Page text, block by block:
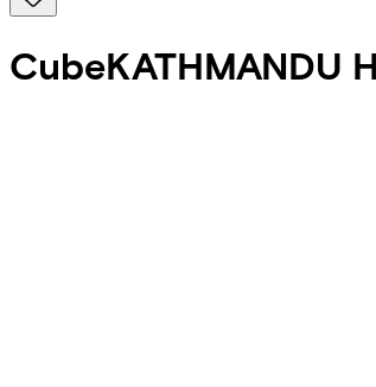
CubeKATHMANDU